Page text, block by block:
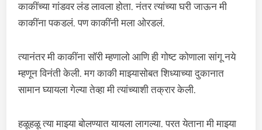
काकींच्या गांडवर लंड लावला होता. नंतर त्यांच्या घरी जाऊन मी
काकींना पकडलं. पण काकींनी मला ओरडलं.
त्यानंतर मी काकींना सॉरी म्हणालो आणि ही गोष्ट कोणाला सांगू नये
म्हणून विनंती केली. मग काकी माझ्यासोबत शिध्याच्या दुकानात
सामान घ्यायला गेल्या तेव्हा मी त्यांच्याशी तक्रार केली.
हळूहळू त्या माझ्या बोलण्यात यायला लागल्या. परत येताना मी माझ्या